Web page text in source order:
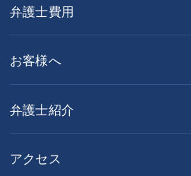
弁護士費用
お客様へ
弁護士紹介
アクセス